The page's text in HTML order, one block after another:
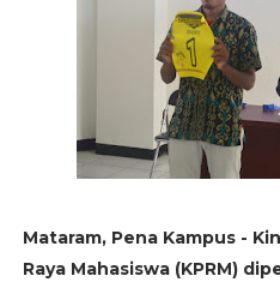
Mataram, Pena Kampus -
Raya Mahasiswa (KPRM)